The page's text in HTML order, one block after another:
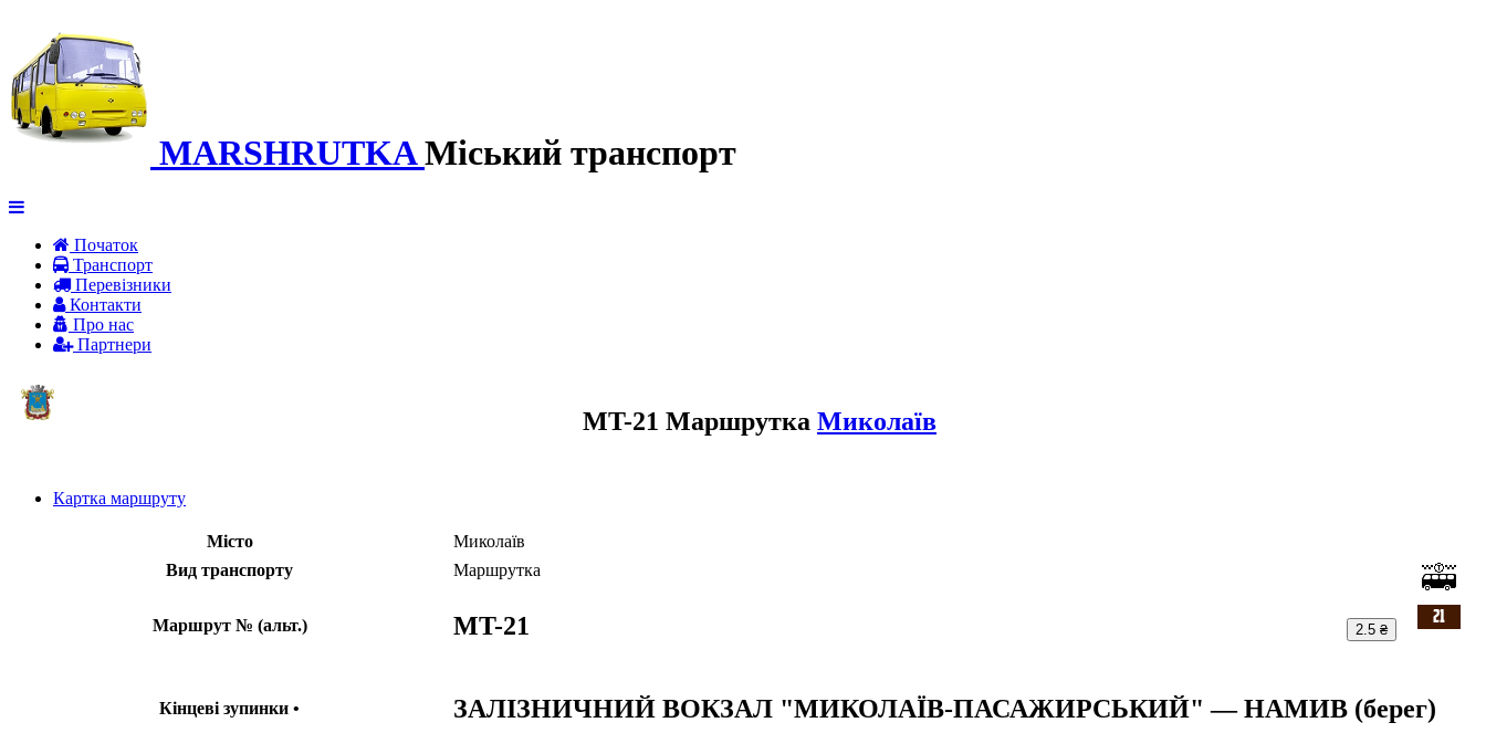
MARSHRUTKA Міський транспорт
Початок
Транспорт
Перевiзники
Контакти
Про нас
Партнери
MT-21 Маршрутка Миколаїв
Картка маршруту
Місто
Миколаїв
Вид транспорту
Маршрутка
Маршрут № (альт.) MT-21 2.5 ₴
Кінцеві зупинки • ЗАЛІЗНИЧНИЙ ВОКЗАЛ "МИКОЛАЇВ-ПАСАЖИРСЬКИЙ" — НАМИВ (берег)